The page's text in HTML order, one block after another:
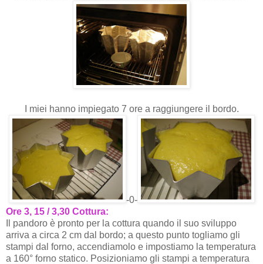
I miei hanno impiegato 7 ore a raggiungere il bordo.
-0-
Ore 3, 15 / 3,30 Cottura:
Il pandoro è pronto per la cottura quando il suo sviluppo
arriva a circa 2 cm dal bordo; a questo punto togliamo gli
stampi dal forno, accendiamolo e impostiamo la temperatura
a 160° forno statico. Posizioniamo gli stampi a temperatura